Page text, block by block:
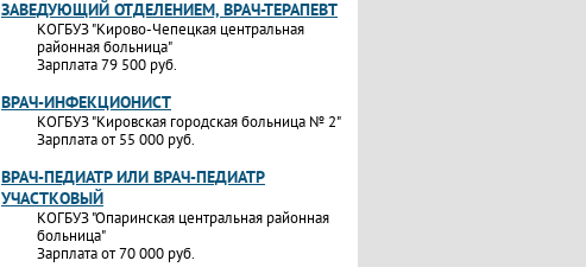
ЗАВЕДУЮЩИЙ ОТДЕЛЕНИЕМ, ВРАЧ-ТЕРАПЕВТ
КОГБУЗ "Кирово-Чепецкая центральная
районная больница"
Зарплата 79 500 руб.
ВРАЧ-ИНФЕКЦИОНИСТ
КОГБУЗ "Кировская городская больница № 2"
Зарплата от 55 000 руб.
ВРАЧ-ПЕДИАТР ИЛИ ВРАЧ-ПЕДИАТР
УЧАСТКОВЫЙ
КОГБУЗ "Опаринская центральная районная
больница"
Зарплата от 70 000 руб.